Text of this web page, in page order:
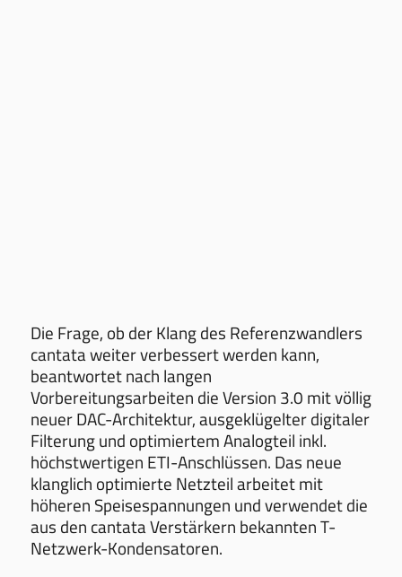
Die Frage, ob der Klang des Referenzwandlers
cantata weiter verbessert werden kann,
beantwortet nach langen
Vorbereitungsarbeiten die Version 3.0 mit völlig
neuer DAC-Architektur, ausgeklügelter digitaler
Filterung und optimiertem Analogteil inkl.
höchstwertigen ETI-Anschlüssen. Das neue
klanglich optimierte Netzteil arbeitet mit
höheren Speisespannungen und verwendet die
aus den cantata Verstärkern bekannten T-
Netzwerk-Kondensatoren.